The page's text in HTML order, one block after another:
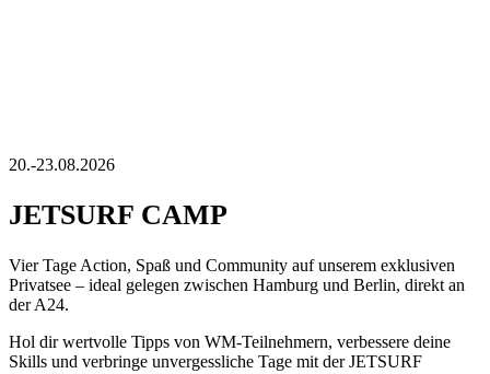
20.-23.08.2026
JETSURF CAMP
Vier Tage Action, Spaß und Community auf unserem exklusiven
Privatsee – ideal gelegen zwischen Hamburg und Berlin, direkt an
der A24.
Hol dir wertvolle Tipps von WM-Teilnehmern, verbessere deine
Skills und verbringe unvergessliche Tage mit der JETSURF